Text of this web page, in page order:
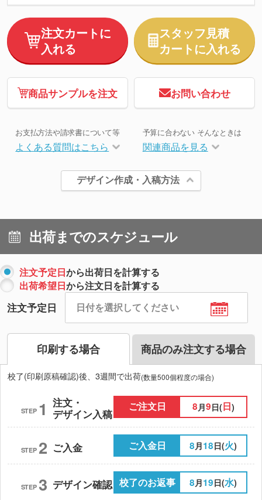
注文カートに
入れる
スタッフ見積
カートに入れる
商品サンプルを注文 お問い合わせ
お支払方法や請求書について等
よくある質問はこちら
予算に合わない そんなときは
関連商品を見る
デザイン作成・入稿方法
出荷までのスケジュール
注文予定日から出荷日を計算する
出荷希望日から注文日を計算する
注文予定日
印刷する場合 商品のみ注文する場合
校了(印刷原稿確認)後、3週間で出荷(数量500個程度の場合)
STEP 1 注文・
デザイン入稿
ご注文日 8 月9日(日)
STEP 2 ご入金 ご入金日 8月18日(火)
STEP 3 デザイン確認 校了のお返事 8月19日(水)